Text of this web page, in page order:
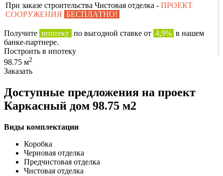
При заказе строительства Чистовая отделка - ПРОЕКТ
СООРУЖЕНИЯ БЕСПЛАТНО!
Получите ипотеку по выгодной ставке от 4,9% в нашем
банке-партнере.
Построить в ипотеку
98.75 м2
Заказать
Доступные предложения на проект
Каркасный дом 98.75 м2
Виды комплектации
Коробка
Черновая отделка
Предчистовая отделка
Чистовая отделка